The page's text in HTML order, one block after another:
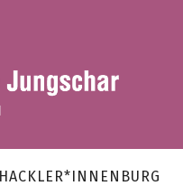
HACKLER*INNENBURG